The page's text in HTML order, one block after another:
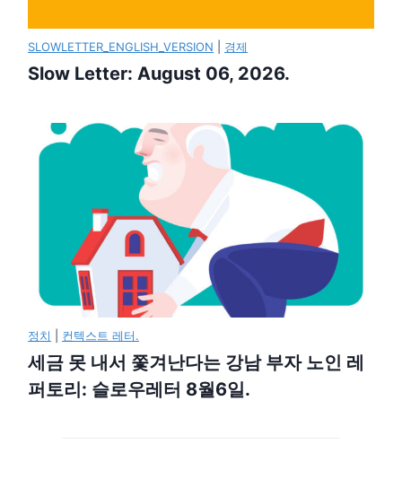
SLOWLETTER_ENGLISH_VERSION 경제
Slow Letter: August 06, 2026.
정치 컨텍스트 레터.
세금 못 내서 쫓겨난다는 강남 부자 노인 레
퍼토리: 슬로우레터 8월6일.